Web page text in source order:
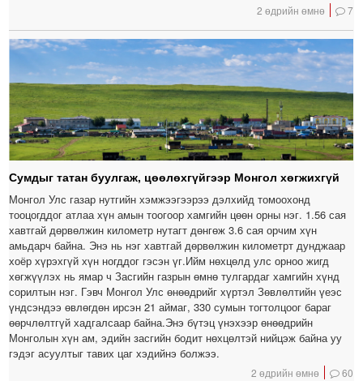
2 өдрийн өмнө 7
Сумдыг татан буулгаж, цөөлөхгүйгээр Монгол хөгжихгүй
Монгол Улс газар нутгийн хэмжээгээрээ дэлхийд томоохонд
тооцогддог атлаа хүн амын тоогоор хамгийн цөөн орны нэг. 1.56 сая
хавтгай дөрвөлжин километр нутагт дөнгөж 3.6 сая орчим хүн
амьдарч байна. Энэ нь нэг хавтгай дөрвөлжин километрт дунджаар
хоёр хүрэхгүй хүн ногддог гэсэн үг.Ийм нөхцөлд улс орноо жигд
хөгжүүлэх нь ямар ч Засгийн газрын өмнө тулгардаг хамгийн хүнд
сорилтын нэг. Гэвч Монгол Улс өнөөдрийг хүртэл Зөвлөлтийн үеэс
үндсэндээ өвлөгдөн ирсэн 21 аймаг, 330 сумын тогтолцоог бараг
өөрчлөлтгүй хадгалсаар байна.Энэ бүтэц үнэхээр өнөөдрийн
Монголын хүн ам, эдийн засгийн бодит нөхцөлтэй нийцэж байна уу
гэдэг асуултыг тавих цаг хэдийнэ болжээ.
2 өдрийн өмнө 60